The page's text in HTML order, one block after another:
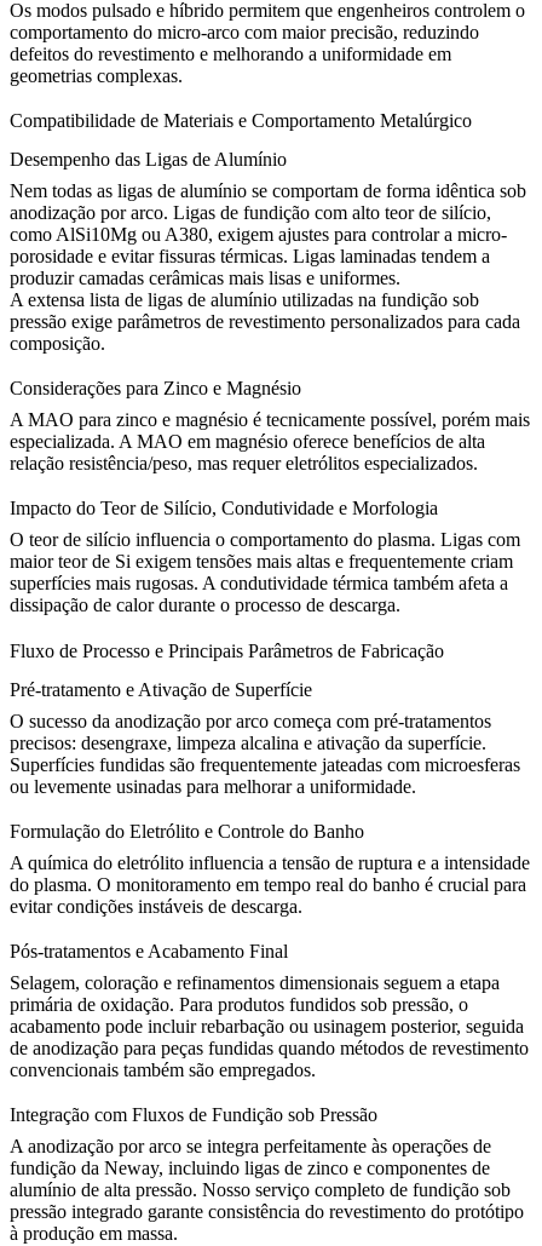
Os modos pulsado e híbrido permitem que engenheiros controlem o
comportamento do micro-arco com maior precisão, reduzindo
defeitos do revestimento e melhorando a uniformidade em
geometrias complexas.
Compatibilidade de Materiais e Comportamento Metalúrgico
Desempenho das Ligas de Alumínio
Nem todas as ligas de alumínio se comportam de forma idêntica sob
anodização por arco. Ligas de fundição com alto teor de silício,
como AlSi10Mg ou A380, exigem ajustes para controlar a micro-
porosidade e evitar fissuras térmicas. Ligas laminadas tendem a
produzir camadas cerâmicas mais lisas e uniformes.
A extensa lista de ligas de alumínio utilizadas na fundição sob
pressão exige parâmetros de revestimento personalizados para cada
composição.
Considerações para Zinco e Magnésio
A MAO para zinco e magnésio é tecnicamente possível, porém mais
especializada. A MAO em magnésio oferece benefícios de alta
relação resistência/peso, mas requer eletrólitos especializados.
Impacto do Teor de Silício, Condutividade e Morfologia
O teor de silício influencia o comportamento do plasma. Ligas com
maior teor de Si exigem tensões mais altas e frequentemente criam
superfícies mais rugosas. A condutividade térmica também afeta a
dissipação de calor durante o processo de descarga.
Fluxo de Processo e Principais Parâmetros de Fabricação
Pré-tratamento e Ativação de Superfície
O sucesso da anodização por arco começa com pré-tratamentos
precisos: desengraxe, limpeza alcalina e ativação da superfície.
Superfícies fundidas são frequentemente jateadas com microesferas
ou levemente usinadas para melhorar a uniformidade.
Formulação do Eletrólito e Controle do Banho
A química do eletrólito influencia a tensão de ruptura e a intensidade
do plasma. O monitoramento em tempo real do banho é crucial para
evitar condições instáveis de descarga.
Pós-tratamentos e Acabamento Final
Selagem, coloração e refinamentos dimensionais seguem a etapa
primária de oxidação. Para produtos fundidos sob pressão, o
acabamento pode incluir rebarbação ou usinagem posterior, seguida
de anodização para peças fundidas quando métodos de revestimento
convencionais também são empregados.
Integração com Fluxos de Fundição sob Pressão
A anodização por arco se integra perfeitamente às operações de
fundição da Neway, incluindo ligas de zinco e componentes de
alumínio de alta pressão. Nosso serviço completo de fundição sob
pressão integrado garante consistência do revestimento do protótipo
à produção em massa.